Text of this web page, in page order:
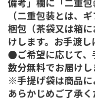
（二重包装とは、
梱包（茶袋又は箱
けします。お手渡し
●ご希望に応じて、
数分無料でお届けし
※手提げ袋は商品に
あらかじめご了承く